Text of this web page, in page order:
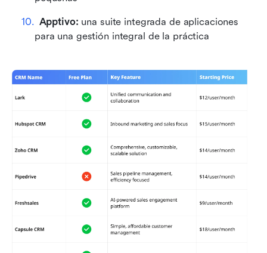
Apptivo: una suite integrada de aplicaciones
para una gestión integral de la práctica